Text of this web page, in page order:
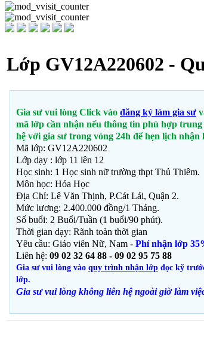
Lớp GV12A220602 -
Gia sư vui lòng Click vào đăng ký làm gia sư
mã lớp cần nhận nếu thông tin phù hợp trung
hệ với gia sư trong vòng 24h để hẹn lịch nhận
Mã lớp: GV12A220602
Lớp dạy : lớp 11 lên 12
Học sinh: 1 Học sinh nữ trường thpt Thủ Thiêm.
Môn học: Hóa Học
Địa Chỉ: Lê Văn Thịnh, P.Cát Lái, Quận 2.
Mức lương: 2.400.000 đồng/1 Tháng.
Số buổi: 2 Buổi/Tuần (1 buổi/90 phút).
Thời gian dạy: Rãnh toàn thời gian
Yêu cầu: Giáo viên Nữ, Nam - Phí nhận lớp
Liên hệ: 09 02 32 64 88 - 09 02 95 75 88
Gia sư vui lòng vào quy trình nhận lớp đọc kỹ
lớp.
Gia sư vui lòng không liên hệ ngoài giờlàm